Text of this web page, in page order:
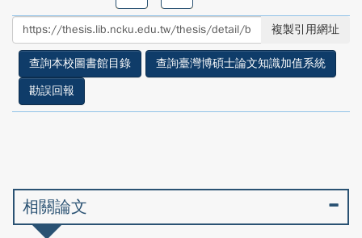
至
facebook
至
twitter
複製引用網址
查詢本校圖書館目錄
查詢臺灣博碩士論文知識加值系統
勘誤回報
相關論文